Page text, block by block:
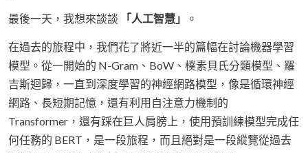
最後一天，我想來談談 「人工智慧」 。
在過去的旅程中，我們花了將近一半的篇幅在討論機器學習
模型。從一開始的 N-Gram、BoW、樸素貝氏分類模型、羅
吉斯迴歸，一直到深度學習的神經網路模型，像是循環神經
網路、長短期記憶，還有利用自注意力機制的
Transformer，還有踩在巨人肩膀上，使用預訓練模型完成任
何任務的 BERT，是一段旅程，而且絕對是一段縱覽從過去